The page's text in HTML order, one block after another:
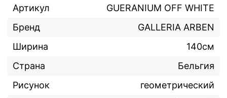
Артикул
GUERANIUM OFF WHITE
Бренд
GALLERIA ARBEN
Ширина
140см
Страна
Бельгия
Рисунок
геометрический